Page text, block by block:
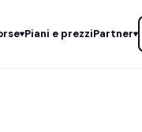
Piani e prezziPartner